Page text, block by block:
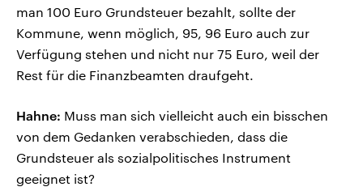
man 100 Euro Grundsteuer bezahlt, sollte der
Kommune, wenn möglich, 95, 96 Euro auch zur
Verfügung stehen und nicht nur 75 Euro, weil der
Rest für die Finanzbeamten draufgeht.
Hahne: Muss man sich vielleicht auch ein bisschen
von dem Gedanken verabschieden, dass die
Grundsteuer als sozialpolitisches Instrument
geeignet ist?